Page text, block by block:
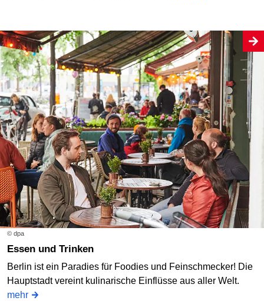
© dpa
Essen und Trinken
Berlin ist ein Paradies für Foodies und Feinschmecker! Die
Hauptstadt vereint kulinarische Einflüsse aus aller Welt.
mehr